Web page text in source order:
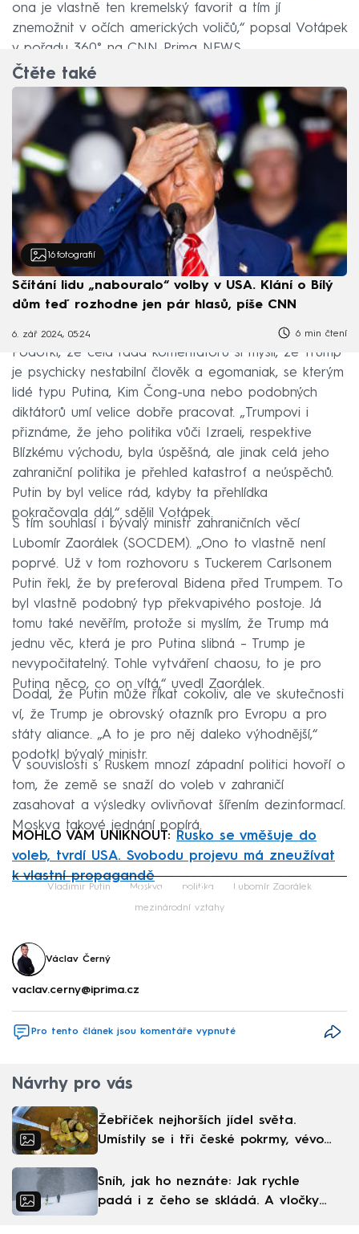
ona je vlastně ten kremelský favorit a tím jí
znemožnit v očích amerických voličů,“ popsal Votápek
v pořadu 360° na CNN Prima NEWS.
Čtěte také
16 fotografií
Sčítání lidu „nabouralo“ volby v USA. Klání o Bílý
dům teď rozhodne jen pár hlasů, píše CNN
6. zář 2024, 05:24 6 min čtení
Podotkl, že celá řada komentátorů si myslí, že Trump
je psychicky nestabilní člověk a egomaniak, se kterým
lidé typu Putina, Kim Čong-una nebo podobných
diktátorů umí velice dobře pracovat. „Trumpovi i
přiznáme, že jeho politika vůči Izraeli, respektive
Blízkému východu, byla úspěšná, ale jinak celá jeho
zahraniční politika je přehled katastrof a neúspěchů.
Putin by byl velice rád, kdyby ta přehlídka
pokračovala dál,“ sdělil Votápek.
S tím souhlasí i bývalý ministr zahraničních věcí
Lubomír Zaorálek (SOCDEM). „Ono to vlastně není
poprvé. Už v tom rozhovoru s Tuckerem Carlsonem
Putin řekl, že by preferoval Bidena před Trumpem. To
byl vlastně podobný typ překvapivého postoje. Já
tomu také nevěřím, protože si myslím, že Trump má
jednu věc, která je pro Putina slibná – Trump je
nevypočitatelný. Tohle vytváření chaosu, to je pro
Putina něco, co on vítá,“ uvedl Zaorálek.
Dodal, že Putin může říkat cokoliv, ale ve skutečnosti
ví, že Trump je obrovský otazník pro Evropu a pro
státy aliance. „A to je pro něj daleko výhodnější,“
podotkl bývalý ministr.
V souvislosti s Ruskem mnozí západní politici hovoří o
tom, že země se snaží do voleb v zahraničí
zasahovat a výsledky ovlivňovat šířením dezinformací.
Moskva takové jednání popírá.
MOHLO VÁM UNIKNOUT:
Rusko se vměšuje do
voleb, tvrdí USA. Svobodu projevu má zneužívat
k vlastní propagandě
Failed to fetch
Vladimir Putin Moskva politika Lubomír Zaorálek
mezinárodní vztahy
Václav Černý
vaclav.cerny@iprima.cz
Pro tento článek jsou komentáře vypnuté
Návrhy pro vás
Žebříček nejhorších jídel světa.
Umístily se i tři české pokrmy, vévodí
Sníh, jak ho neznáte: Jak rychle
padá i z čeho se skládá. A vločky